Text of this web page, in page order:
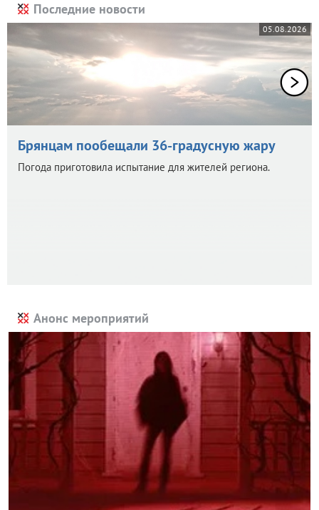
Последние новости
05.08.2026
Брянцам пообещали 36-градусную жару
Погода приготовила испытание для жителей региона.
Анонс мероприятий